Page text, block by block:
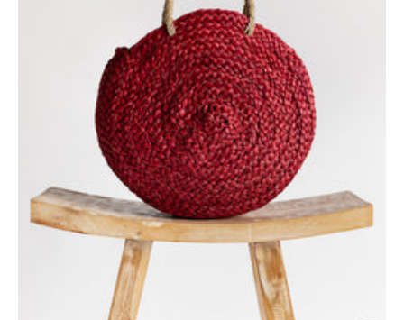
Atidaryti
pagrindinę
mediją
galerijos
rodinyje